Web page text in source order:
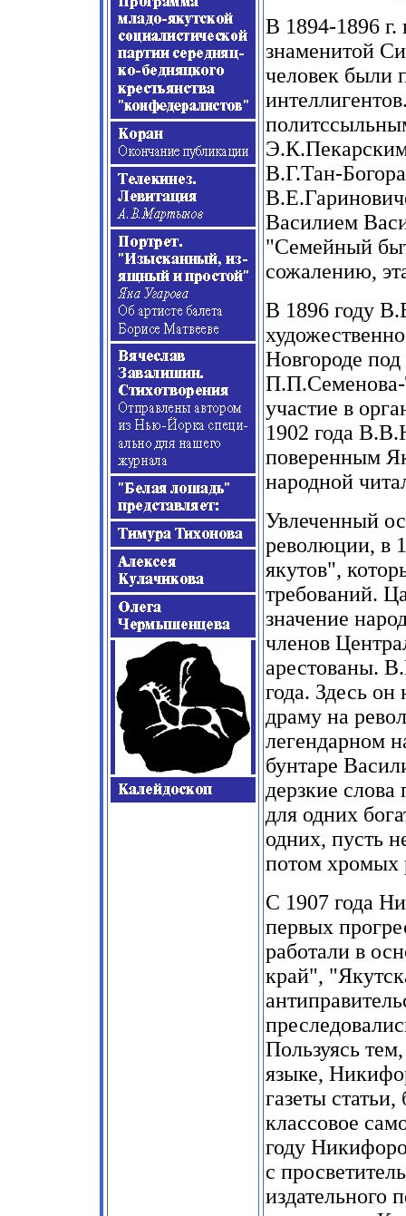
В 1894-1896 г.
знаменитой
человек были
В.Г.Тан-
Василием
"Семейный
сожалению,
В 1896 году
Новгороде под
участие в
1902 года
поверенным
народной
Увлеченный
революции, в
якутов",
требований.
значение
членов
арестованы.
года. Здесь он
драму на
легендарном
бунтаре
дерзкие
для одних
одних, пусть
потом хромых
С 1907 года
первых
работали в
край",
Пользуясь
языке,
газеты
классовое
году
с
издательного